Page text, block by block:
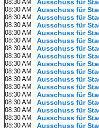
08:30 AM Ausschuss für
08:30 AM Ausschuss für
08:30 AM Ausschuss für
08:30 AM Ausschuss für
08:30 AM Ausschuss für
08:30 AM Ausschuss für
08:30 AM Ausschuss für
08:30 AM Ausschuss für
08:30 AM Ausschuss für
08:30 AM Ausschuss für
08:30 AM Ausschuss für
08:30 AM Ausschuss für
08:30 AM Ausschuss für
08:30 AM Ausschuss für
08:30 AM Ausschuss für
08:30 AM Ausschuss für
08:30 AM Ausschuss für